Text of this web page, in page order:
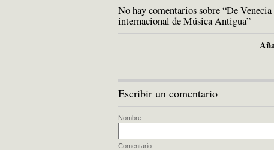
No hay comentarios sobre “De
internacional de Música Antigua”
Escribir un comentario
Nombre
Comentario